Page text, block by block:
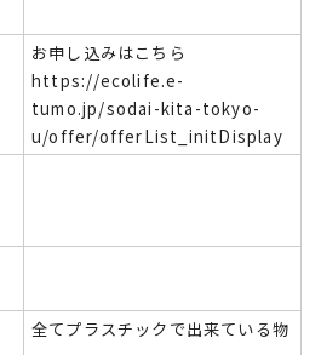
お申し込みはこちら
https://ecolife.e-
tumo.jp/sodai-kita-tokyo-
u/offer/offerList_initDisplay
全てプラスチックで出来ている物